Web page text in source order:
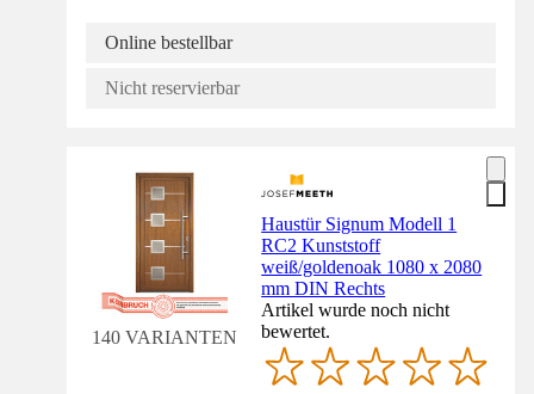
Online bestellbar
Nicht reservierbar
140 VARIANTEN
Haustür Signum Modell 1
RC2 Kunststoff
weiß/goldenoak 1080 x 2080
mm DIN Rechts
Artikel wurde noch nicht
bewertet.